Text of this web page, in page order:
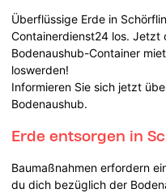
Überflüssige Erde in
Containerdienst24 los. Jetzt
Bodenaushub-Container
loswerden!
Informieren Sie sich jetzt
Bodenaushub.
Erde entsorgen in
Baumaßnahmen erfordern
du dich bezüglich der